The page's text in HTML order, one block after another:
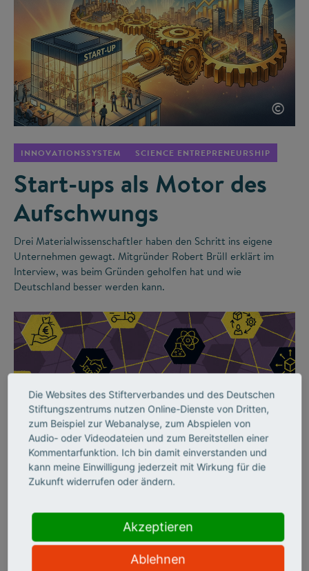
©
INNOVATIONSSYSTEM SCIENCE ENTREPRENEURSHIP
Start-ups als Motor des
Aufschwungs
Drei Materialwissenschaftler haben den Schritt ins eigene
Unternehmen gewagt. Mitgründer Robert Brüll erklärt im
Interview, was beim Gründen geholfen hat und wie
Deutschland besser werden kann.
Ohne vernetzte
Ökosysteme bleibt
Die Websites des Stifterverbandes und des Deutschen
Stiftungszentrums nutzen Online-Dienste von Dritten,
zum Beispiel zur Webanalyse, zum Abspielen von
Audio- oder Videodateien und zum Bereitstellen einer
Kommentarfunktion. Ich bin damit einverstanden und
kann meine Einwilligung jederzeit mit Wirkung für die
Zukunft widerrufen oder ändern.
Akzeptieren
Ablehnen